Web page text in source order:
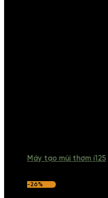
Máy tạo mùi thơm i125
-26%